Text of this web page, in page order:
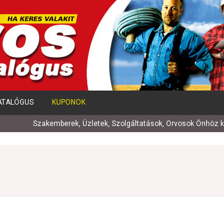
KUPONOK
Szakemberek, Üzletek, Szolgáltatások, Orvosok Önhöz